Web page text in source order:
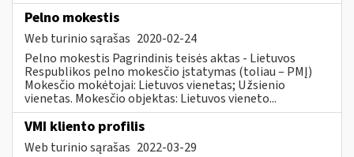
Pelno mokestis
Web turinio sąrašas 2020-02-24
Pelno mokestis Pagrindinis teisės aktas - Lietuvos
Respublikos pelno mokesčio įstatymas (toliau – PMĮ)
Mokesčio mokėtojai: Lietuvos vienetas; Užsienio
vienetas. Mokesčio objektas: Lietuvos vieneto...
VMI kliento profilis
Web turinio sąrašas 2022-03-29